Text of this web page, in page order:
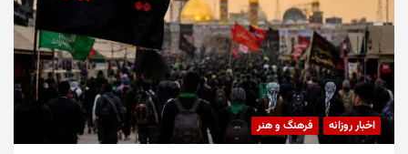
اخبار روزانه فرهنگ و هنر